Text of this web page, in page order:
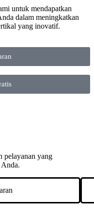
untuk mendapatkan
dalam meningkatkan
yang inovatif.
pelayanan yang